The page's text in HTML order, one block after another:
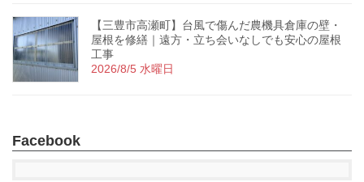
【三豊市高瀬町】台風で傷んだ農機具倉庫の壁・
屋根を修繕｜遠方・立ち会いなしでも安心の屋根
工事
2026/8/5 水曜日
Facebook